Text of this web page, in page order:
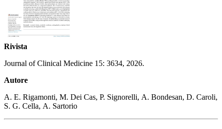
Rivista
Journal of Clinical Medicine 15: 3634, 2026.
Autore
A. E. Rigamonti, M. Dei Cas, P. Signorelli, A. Bondesan, D. Caroli,
S. G. Cella, A. Sartorio